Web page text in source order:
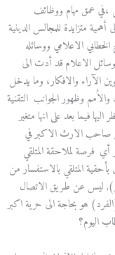
،في عمق مهام ووظائف
متزايدة للمجالس الدينية
الاعلامي ووسائله
لوسائل الاعلام قد أدت الى
الآراء والافكار، وما يدخل
والاُمم وظهور الجوانب التقنية
فيما بعد على انها متغير
صاحب الارث الاكبر في
أي فرصة لملاحقة المتلقي
المتلقي بالاستفسار من
ليس عن طريق الاتصال
(الفرد) هو بحاجة الى حرية اكبر
اليوم؟